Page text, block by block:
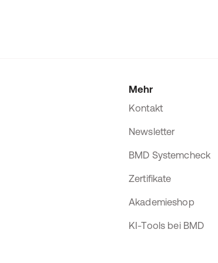
Mehr
Kontakt
Newsletter
BMD Systemcheck
Zertifikate
Akademieshop
KI-Tools bei BMD